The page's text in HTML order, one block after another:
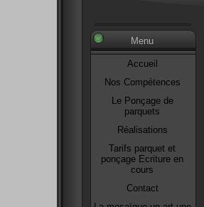
Menu
Accueil
Nos Compétences
Le Ponçage de
parquets
Réalisations
Tarifs parquet et
ponçage Ecriture en
cours
Contact